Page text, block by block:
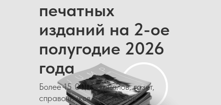
печатных
изданий на 2-ое
полугодие 2026
года
Более 15 000 журналов, газет,
справочников и каталогов